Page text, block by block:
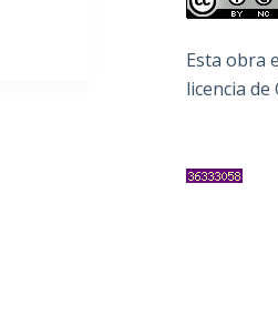
Esta obra
licencia